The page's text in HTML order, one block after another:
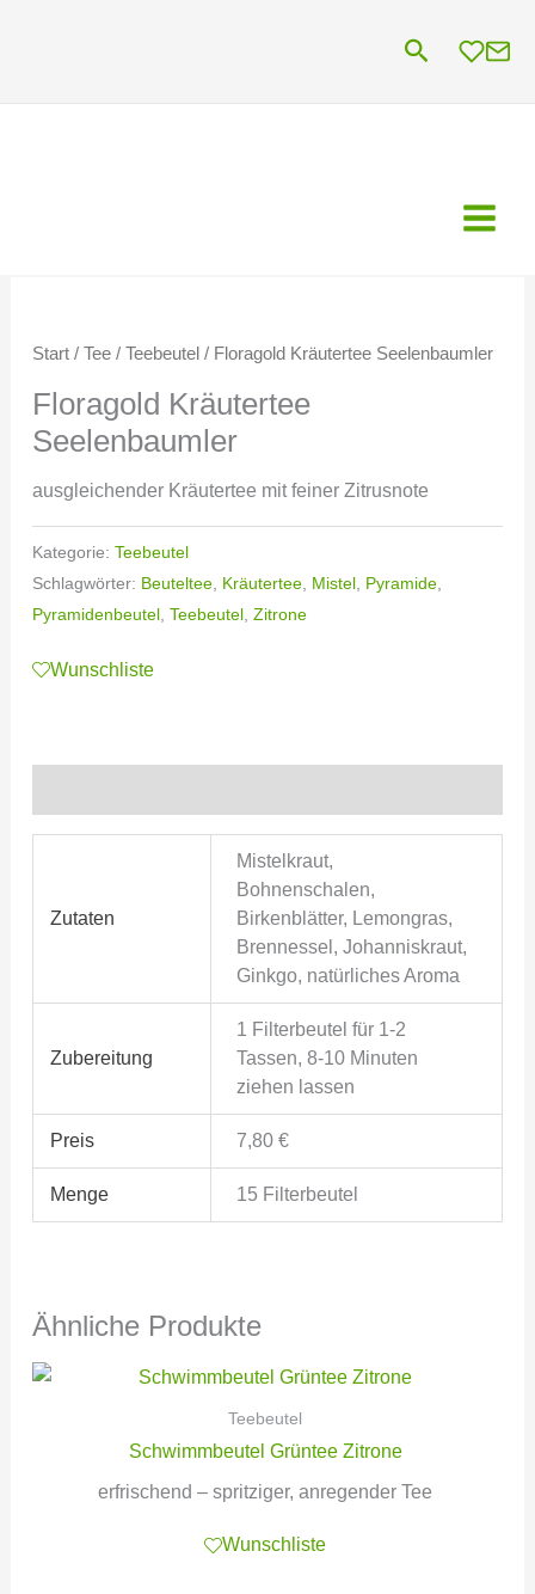
Suchen
Start/ Tee/ Teebeutel / Floragold Kräutertee Seelenbaumler
Floragold Kräutertee
Seelenbaumler
ausgleichender Kräutertee mit feiner Zitrusnote
Kategorie: Teebeutel
Schlagwörter: Beuteltee, Kräutertee, Mistel, Pyramide,
Pyramidenbeutel, Teebeutel, Zitrone
Wunschliste
Zutaten
Mistelkraut,
Bohnenschalen,
Birkenblätter, Lemongras,
Brennessel, Johanniskraut,
Ginkgo, natürliches Aroma
Zubereitung
1 Filterbeutel für 1-2
Tassen, 8-10 Minuten
ziehen lassen
Preis 7,80 €
Menge 15 Filterbeutel
Ähnliche Produkte
Teebeutel
Schwimmbeutel Grüntee Zitrone
erfrischend – spritziger, anregender Tee
Wunschliste